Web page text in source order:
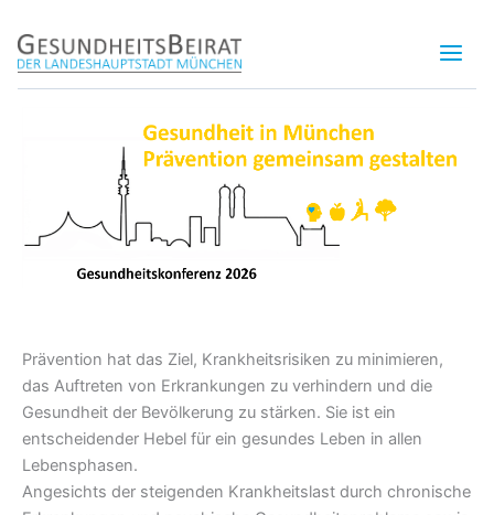
Inhalt
springen
Prävention hat das Ziel, Krankheitsrisiken zu minimieren,
das Auftreten von Erkrankungen zu verhindern und die
Gesundheit der Bevölkerung zu stärken. Sie ist ein
entscheidender Hebel für ein gesundes Leben in allen
Lebensphasen.
Angesichts der steigenden Krankheitslast durch chronische